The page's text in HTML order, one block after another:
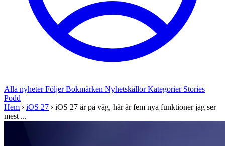
Alla nyheterFöljerBokmärken NyhetskällorKategorier Stories
Podd
Hem › iOS 27 › iOS 27 är på väg, här är fem nya funktioner jag ser
mest ...